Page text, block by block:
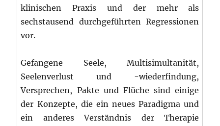
klinischen Praxis und der mehr als
sechstausend durchgeführten Regressionen
vor.
Gefangene Seele, Multisimultanität,
Seelenverlust und -wiederfindung,
Versprechen, Pakte und Flüche sind einige
der Konzepte, die ein neues Paradigma und
ein anderes Verständnis der Therapie